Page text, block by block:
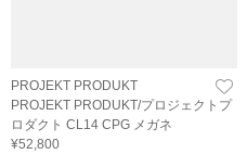
PROJEKT PRODUKT
PROJEKT PRODUKT/プロジェクトプ
ロダクト CL14 CPG メガネ
¥52,800